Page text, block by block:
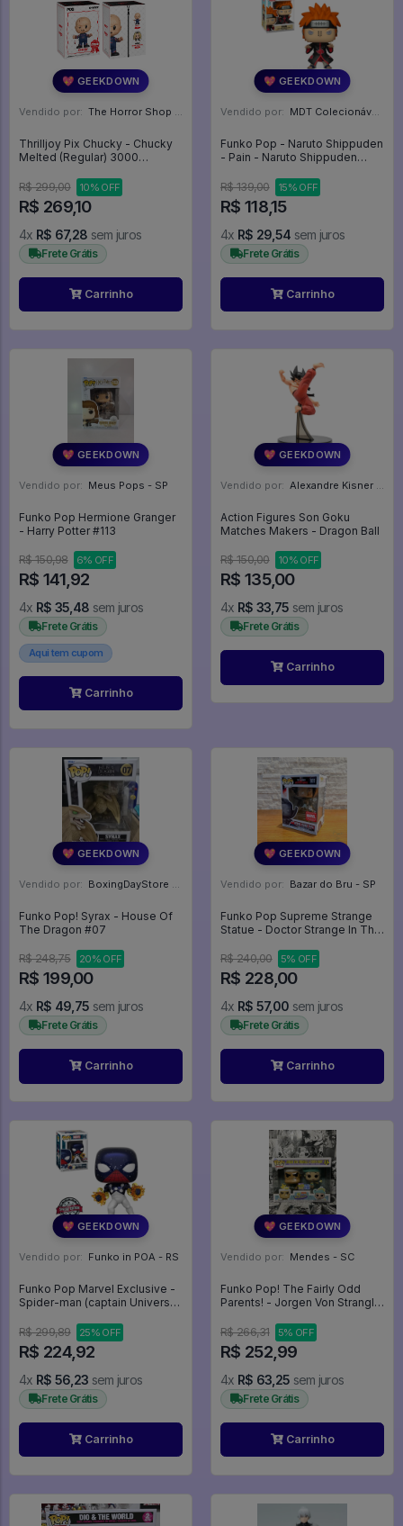
💖 GEEKDOWN
Vendido por: The Horror Shop - Colecionáveis - MG
Thrilljoy Pix Chucky - Chucky
Melted (Regular) 3000
R$ 299,00
10% OFF
R$ 269,10
4x R$ 67,28 sem juros
Frete Grátis
Carrinho
💖 GEEKDOWN
Vendido por: MDT Colecionáveis - DF
Funko Pop - Naruto Shippuden
- Pain - Naruto Shippuden
R$ 139,00
15% OFF
R$ 118,15
4x R$ 29,54 sem juros
Frete Grátis
Carrinho
💖 GEEKDOWN
Vendido por: Meus Pops - SP
Funko Pop Hermione Granger
- Harry Potter #113
R$ 150,98 6% OFF
R$ 141,92
4x R$ 35,48 sem juros
Frete Grátis
Aqui tem cupom
Carrinho
💖 GEEKDOWN
Vendido por: Alexandre Kisner - PR
Action Figures Son Goku
Matches Makers - Dragon Ball
R$ 150,00 10% OFF
R$ 135,00
4x R$ 33,75 sem juros
Frete Grátis
Carrinho
💖 GEEKDOWN
Vendido por: BoxingDayStore - GO
Funko Pop! Syrax - House Of
The Dragon #07
R$ 248,75 20% OFF
R$ 199,00
4x R$ 49,75 sem juros
Frete Grátis
Carrinho
💖 GEEKDOWN
Vendido por: Bazar do Bru - SP
Funko Pop Supreme Strange
Statue - Doctor Strange In The
Doctor Strange Multiverse Of
Madness #1011
R$ 240,00 5% OFF
R$ 228,00
4x R$ 57,00 sem juros
Frete Grátis
Carrinho
💖 GEEKDOWN
Vendido por: Funko in POA - RS
Funko Pop Marvel Exclusive -
Spider-man (captain Universe)
Aranha - Marvel #614
R$ 299,89 25% OFF
R$ 224,92
4x R$ 56,23 sem juros
Frete Grátis
Carrinho
💖 GEEKDOWN
Vendido por: Mendes - SC
Funko Pop! The Fairly Odd
Parents! - Jorgen Von Strangle
Parents #2
R$ 266,31 5% OFF
R$ 252,99
4x R$ 63,25 sem juros
Frete Grátis
Carrinho